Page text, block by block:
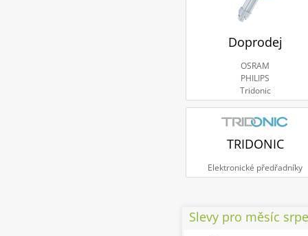
Doprodej
OSRAM
PHILIPS
Tridonic
TRIDONIC
Elektronické předřadníky
Slevy pro měsíc